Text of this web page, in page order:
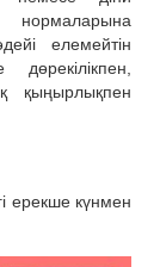
елемейтін
қыңырлықпен
ерекше күнмен